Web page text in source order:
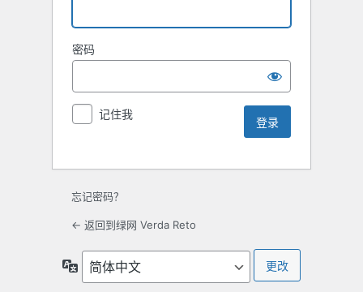
密码
记住我
忘记密码？
← 返回到绿网 Verda Reto
言